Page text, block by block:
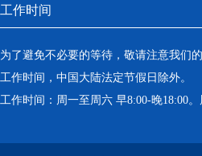
工作时间
为了避免不必要的等待，敬请注意我们
工作时间，中国大陆法定节假日除外。
工作时间：周一至周六 早8:00-晚18:00